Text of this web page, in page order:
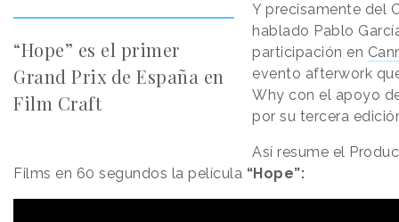
“Hope” es el primer
Grand Prix de España en
Film Craft
Y precisamente del
hablado Pablo
participación en
evento afterwork
Why con el apoyo
por su tercera
Así resume el
Films en 60 segundos la película “Hope”: